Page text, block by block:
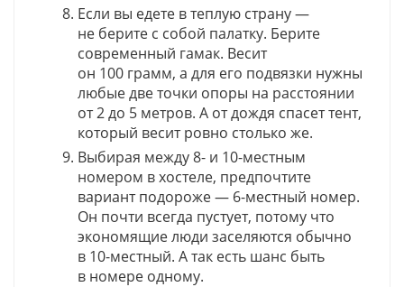
Если вы едете в теплую страну —
не берите с собой палатку. Берите
современный гамак. Весит
он 100 грамм, а для его подвязки нужны
любые две точки опоры на расстоянии
от 2 до 5 метров. А от дождя спасет тент,
который весит ровно столько же.
Выбирая между 8- и 10-местным
номером в хостеле, предпочтите
вариант подороже — 6-местный номер.
Он почти всегда пустует, потому что
экономящие люди заселяются обычно
в 10-местный. А так есть шанс быть
в номере одному.